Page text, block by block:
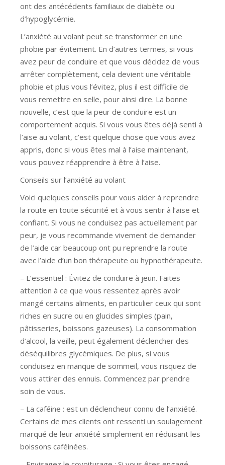
ont des antécédents familiaux de diabète ou
d’hypoglycémie.
L’anxiété au volant peut se transformer en une
phobie par évitement. En d’autres termes, si vous
avez peur de conduire et que vous décidez de vous
arrêter complètement, cela devient une véritable
phobie et plus vous l’évitez, plus il est difficile de
vous remettre en selle, pour ainsi dire. La bonne
nouvelle, c’est que la peur de conduire est un
comportement acquis. Si vous vous êtes déjà senti à
l’aise au volant, c’est quelque chose que vous avez
appris, donc si vous êtes mal à l’aise maintenant,
vous pouvez réapprendre à être à l’aise.
Conseils sur l’anxiété au volant
Voici quelques conseils pour vous aider à reprendre
la route en toute sécurité et à vous sentir à l’aise et
confiant. Si vous ne conduisez pas actuellement par
peur, je vous recommande vivement de demander
de l’aide car beaucoup ont pu reprendre la route
avec l’aide d’un bon thérapeute ou hypnothérapeute.
– L’essentiel : Évitez de conduire à jeun. Faites
attention à ce que vous ressentez après avoir
mangé certains aliments, en particulier ceux qui sont
riches en sucre ou en glucides simples (pain,
pâtisseries, boissons gazeuses). La consommation
d’alcool, la veille, peut également déclencher des
déséquilibres glycémiques. De plus, si vous
conduisez en manque de sommeil, vous risquez de
vous attirer des ennuis. Commencez par prendre
soin de vous.
– La caféine : est un déclencheur connu de l’anxiété.
Certains de mes clients ont ressenti un soulagement
marqué de leur anxiété simplement en réduisant les
boissons caféinées.